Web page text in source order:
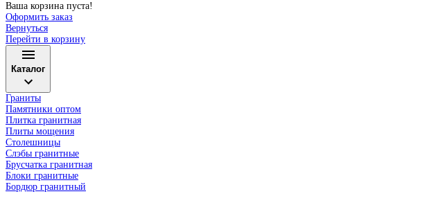
Ваша корзина пуста!
Оформить заказ
Вернуться
Перейти в корзину
Каталог
Граниты
Памятники оптом
Плитка гранитная
Плиты мощения
Столешницы
Слэбы гранитные
Брусчатка гранитная
Блоки гранитные
Бордюр гранитный